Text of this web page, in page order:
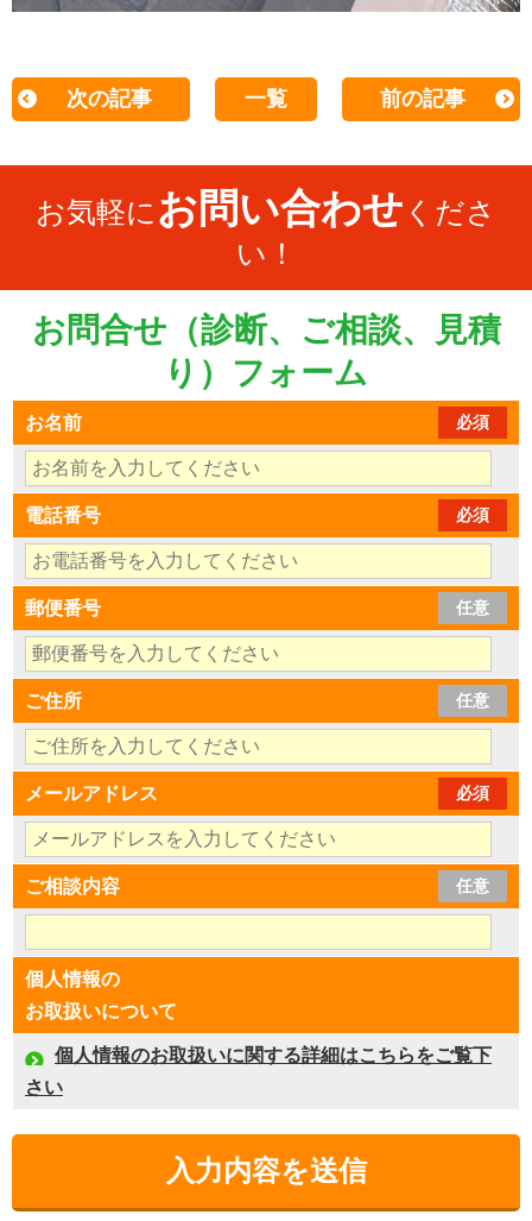
次の記事 一覧 前の記事
お気軽に お問い合わせ くださ
い！
お問合せ（診断、ご相談、見積
り）フォーム
お名前 必須
電話番号 必須
郵便番号 任意
ご住所 任意
メールアドレス 必須
ご相談内容 任意
個人情報の
お取扱いについて
個人情報のお取扱いに関する詳細はこちらをご覧下
さい